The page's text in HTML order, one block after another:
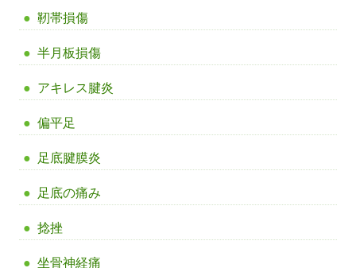
靭帯損傷
半月板損傷
アキレス腱炎
偏平足
足底腱膜炎
足底の痛み
捻挫
坐骨神経痛